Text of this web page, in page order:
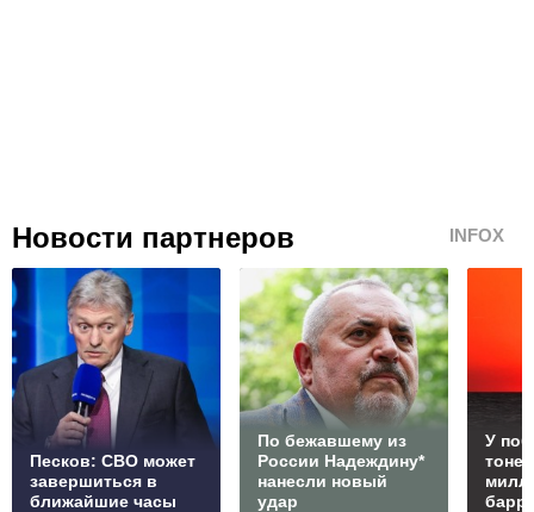
Новости партнеров INFOX
Песков: СВО может
завершиться в
ближайшие часы
По бежавшему из
России Надеждину*
нанесли новый
удар
У